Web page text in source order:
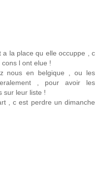
a la place qu elle occuppe , c
l ont elue !
nous en belgique , ou les
, pour avoir les
sur leur liste !
, c est perdre un dimanche